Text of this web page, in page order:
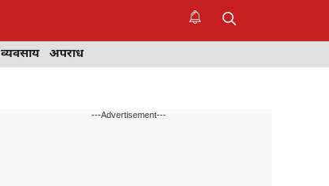
व्यवसाय अपराध
---Advertisement---